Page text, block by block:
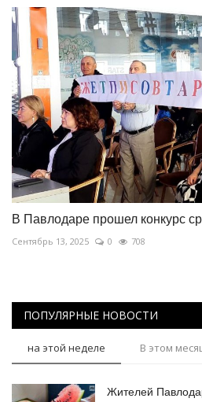
В Павлодаре прошел конкурс
Сентябрь 13, 2025 0 708
ПОПУЛЯРНЫЕ НОВОСТИ
на этой неделе В этом
Жителей